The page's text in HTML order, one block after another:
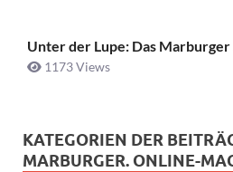
Unter der Lupe: Das
1173 Views
KATEGORIEN DER
MARBURGER. ONLINE-